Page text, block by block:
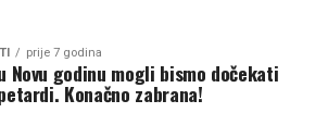
prije 7 godina
Novu godinu mogli bismo dočekati
Konačno zabrana!